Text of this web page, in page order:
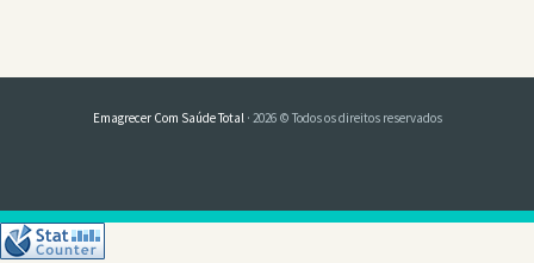
Emagrecer Com Saúde Total · 2026 © Todos os direitos reservados